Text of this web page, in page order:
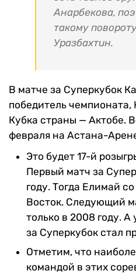
Анарбекова,
такому
Уразбахтин.
В матче за Суперкубок
победитель чемпионата,
Кубка страны — Актобе.
февраля на Астана-
Это будет 17-й
Первый матч за
году. Тогда Елимай
Восток. Следующий
только в 2008 году.
за Суперкубок стал
Отметим, что
командой в этих